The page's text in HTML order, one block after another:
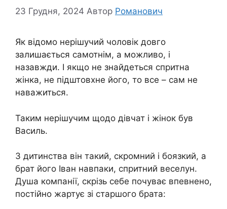
23 Грудня, 2024 Автор Романович
Як відомо нерішучий чоловік довго
залишається самотнім, а можливо, і
назавжди. І якщо не знайдеться спритна
жінка, не підштовхне його, то все – сам не
наважиться.
Таким нерішучим щодо дівчат і жінок був
Василь.
З дитинства він такий, скромний і боязкий, а
брат його Іван навпаки, спритний веселун.
Душа компанії, скрізь себе почуває впевнено,
постійно жартує зі старшого брата: